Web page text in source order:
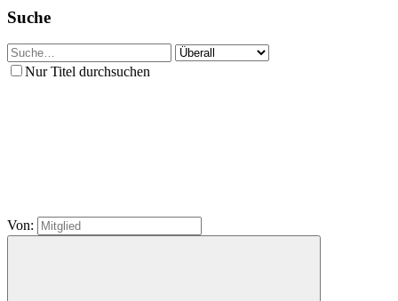
Suche
Nur Titel durchsuchen
Von: